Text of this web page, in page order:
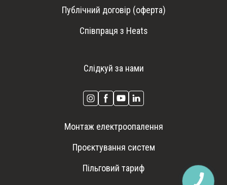
Публічний договір (оферта)
Співпраця з Heats
Слідкуй за нами
Монтаж електроопалення
Проєктування систем
Пільговий тариф